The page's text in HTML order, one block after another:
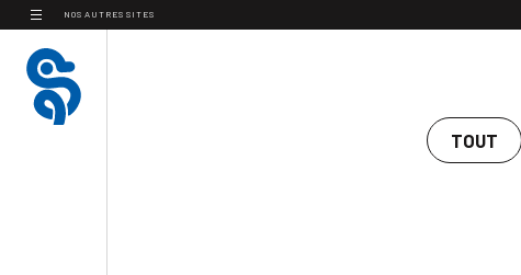
NOS AUTRES SITES
TOUT
Panneau de gestion des cookies